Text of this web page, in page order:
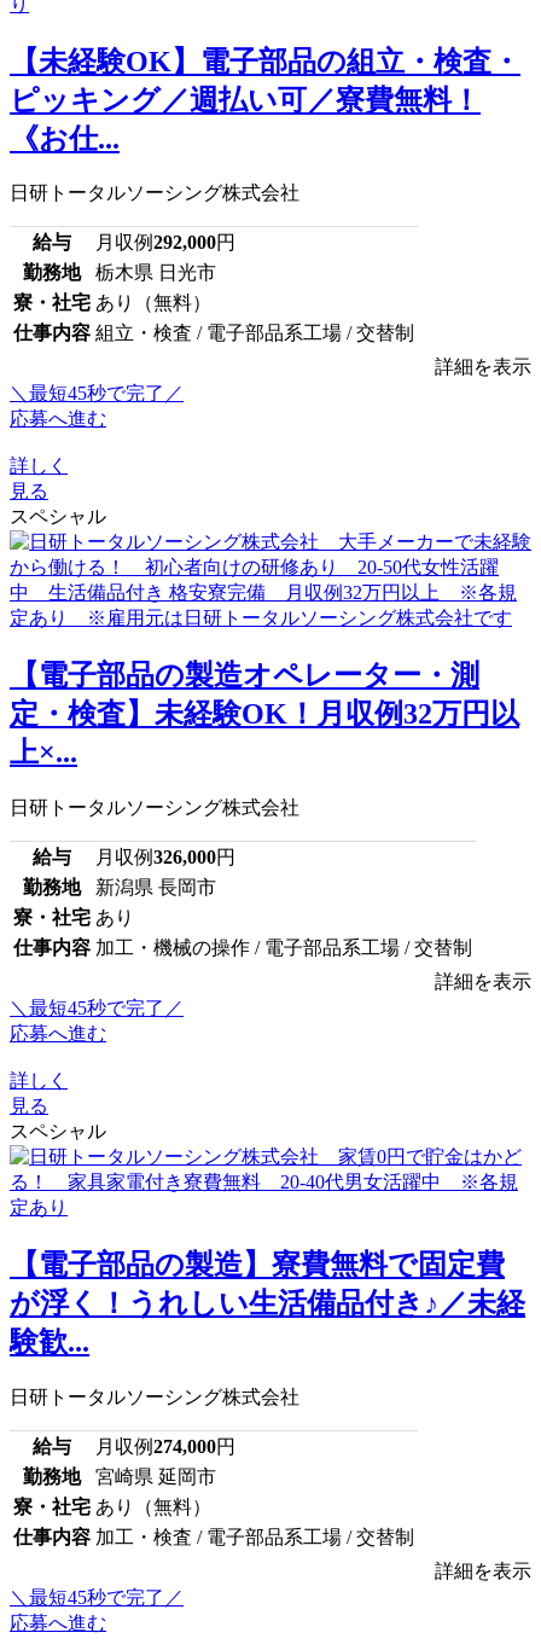
【未経験OK】電子部品の組立・検査・
ピッキング／週払い可／寮費無料！
《お仕...
日研トータルソーシング株式会社
給与 月収例292,000円
勤務地
栃木県 日光市
寮・社宅 あり（無料）
仕事内容 組立・検査 / 電子部品系工場 / 交替制
詳細を表示
＼最短45秒で完了／
応募へ進む
詳しく
見る
スペシャル
【電子部品の製造オペレーター・測
定・検査】未経験OK！月収例32万円以
上×...
日研トータルソーシング株式会社
給与 月収例326,000円
勤務地
新潟県 長岡市
寮・社宅 あり
仕事内容 加工・機械の操作 / 電子部品系工場 / 交替制
詳細を表示
＼最短45秒で完了／
応募へ進む
詳しく
見る
スペシャル
【電子部品の製造】寮費無料で固定費
が浮く！うれしい生活備品付き♪／未経
験歓...
日研トータルソーシング株式会社
給与 月収例274,000円
勤務地
宮崎県 延岡市
寮・社宅 あり（無料）
仕事内容 加工・検査 / 電子部品系工場 / 交替制
詳細を表示
＼最短45秒で完了／
応募へ進む